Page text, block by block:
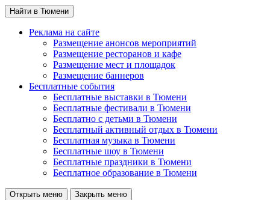
Найти в Тюмени
Реклама на сайте
Размещение анонсов мероприятий
Размещение ресторанов и кафе
Размещение мест и площадок
Размещение баннеров
Бесплатные события
Бесплатные выставки в Тюмени
Бесплатные фестивали в Тюмени
Бесплатно с детьми в Тюмени
Бесплатный активный отдых в Тюмени
Бесплатная музыка в Тюмени
Бесплатные шоу в Тюмени
Бесплатные праздники в Тюмени
Бесплатное образование в Тюмени
Открыть меню Закрыть меню